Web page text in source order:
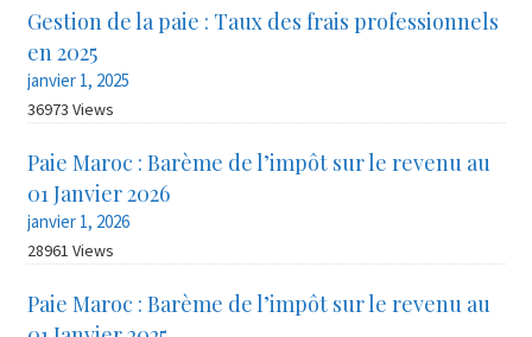
Gestion de la paie : Taux des frais professionnels
en 2025
janvier 1, 2025
36973 Views
Paie Maroc : Barème de l’impôt sur le revenu au
01 Janvier 2026
janvier 1, 2026
28961 Views
Paie Maroc : Barème de l’impôt sur le revenu au